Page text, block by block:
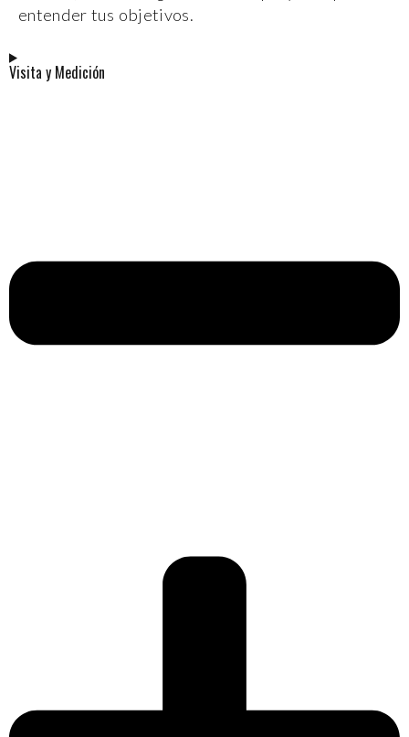
entender tus objetivos.
Visita y Medición